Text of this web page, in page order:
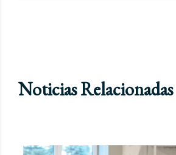
Noticias Relacionadas